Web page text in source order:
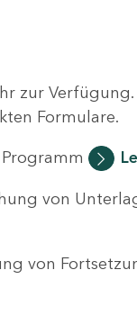
zur
Formulare.
von
von